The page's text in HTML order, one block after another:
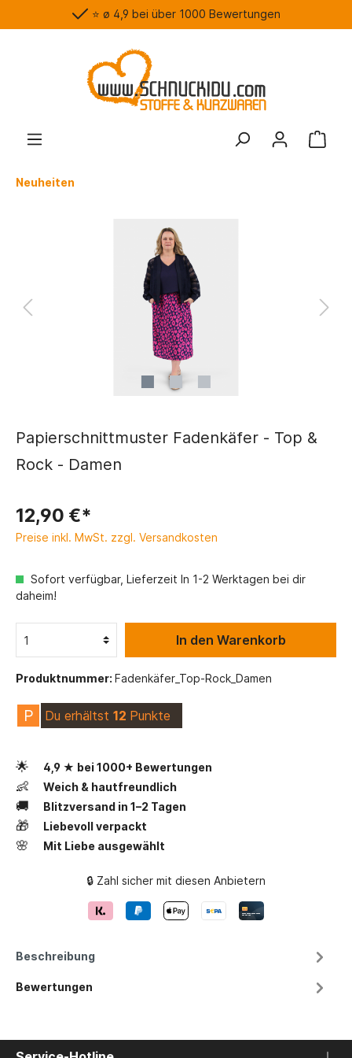
⭐️ ø 4,9 bei über 1000 Bewertungen
Neuheiten
Papierschnittmuster Fadenkäfer - Top &
Rock - Damen
12,90 €*
Preise inkl. MwSt. zzgl. Versandkosten
Sofort verfügbar, Lieferzeit In 1-2 Werktagen bei dir
daheim!
In den Warenkorb
Produktnummer: Fadenkäfer_Top-Rock_Damen
P Du erhältst 12 Punkte
🌟 4,9 ★ bei 1000+ Bewertungen
👶 Weich & hautfreundlich
🚚 Blitzversand in 1–2 Tagen
🎁 Liebevoll verpackt
🌸 Mit Liebe ausgewählt
🔒 Zahl sicher mit diesen Anbietern
Beschreibung
Bewertungen